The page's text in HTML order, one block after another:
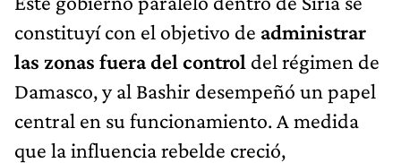
constituyí con el objetivo de administrar
las zonas fuera del control del régimen de
Damasco, y al Bashir desempeñó un papel
central en su funcionamiento. A medida
que la influencia rebelde creció,